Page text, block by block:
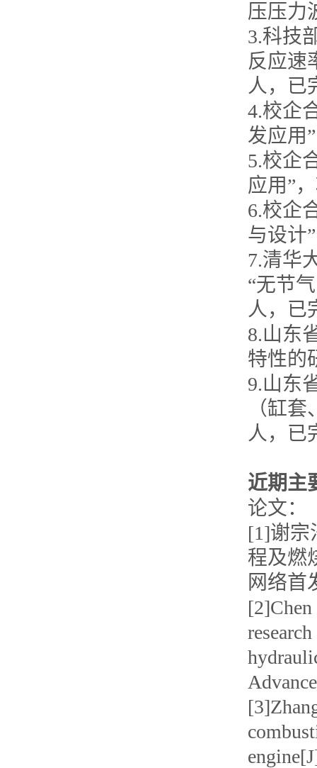
压压力
3.科技
反应速
人，已
4.校企
发应用
5.校企
应用”
6.校企
与设计
7.清华
“无节
人，已
8.山东
特性的
9.山东
（缸
人，已
近期主
论文：
[1]谢宗
程及燃
网络首